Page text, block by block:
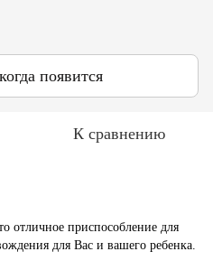
появится
К сравнению
отличное приспособление для
для Вас и вашего ребенка.